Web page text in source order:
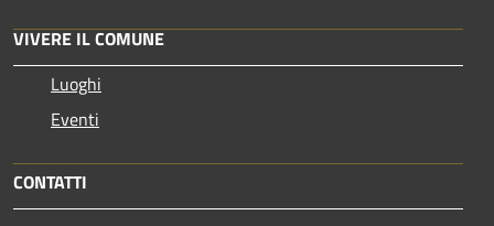
VIVERE IL COMUNE
Luoghi
Eventi
CONTATTI